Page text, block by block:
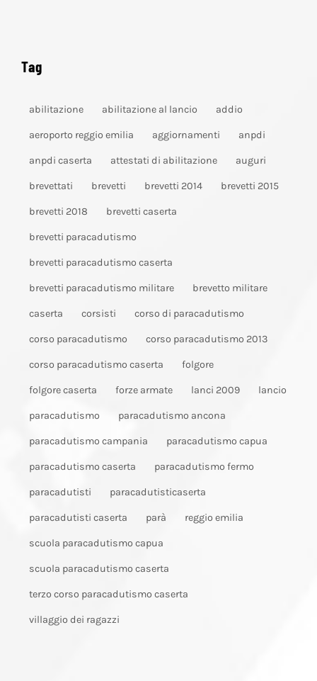
Tag
abilitazione abilitazione al lancio addio
aeroporto reggio emilia aggiornamenti anpdi
anpdi caserta attestati di abilitazione auguri
brevettati brevetti brevetti 2014 brevetti 2015
brevetti 2018 brevetti caserta
brevetti paracadutismo
brevetti paracadutismo caserta
brevetti paracadutismo militare brevetto militare
caserta corsisti corso di paracadutismo
corso paracadutismo corso paracadutismo 2013
corso paracadutismo caserta folgore
folgore caserta forze armate lanci 2009 lancio
paracadutismo paracadutismo ancona
paracadutismo campania paracadutismo capua
paracadutismo caserta paracadutismo fermo
paracadutisti paracadutisticaserta
paracadutisti caserta parà reggio emilia
scuola paracadutismo capua
scuola paracadutismo caserta
terzo corso paracadutismo caserta
villaggio dei ragazzi